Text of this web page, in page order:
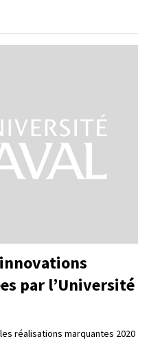
par l’Université
réalisations marquantes 2020